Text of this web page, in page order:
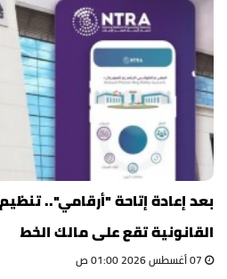
بعد إعادة إتاحة "أرقامي"..
القانونية تقع على مالك الخط